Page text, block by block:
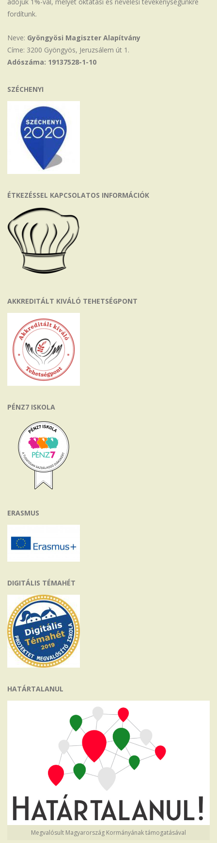
fordítunk.
Neve: Gyöngyösi Magiszter Alapítvány
Címe: 3200 Gyöngyös, Jeruzsálem út 1.
Adószáma: 19137528-1-10
SZÉCHENYI
ÉTKEZÉSSEL KAPCSOLATOS INFORMÁCIÓK
AKKREDITÁLT KIVÁLÓ TEHETSÉGPONT
PÉNZ7 ISKOLA
ERASMUS
DIGITÁLIS TÉMAHÉT
HATÁRTALANUL
Megvalósult Magyarország Kormányának támogatásával